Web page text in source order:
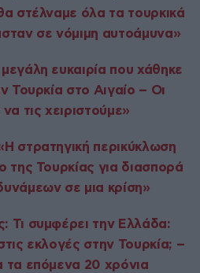
στέλναμε όλα τα τουρκικά
σε νόμιμη αυτοάμυνα»
ευκαιρία που χάθηκε
Τουρκία στο Αιγαίο – Οι
τις χειριστούμε»
στρατηγική περικύκλωση
της Τουρκίας για διασπορά
σε μια κρίση»
Τι συμφέρει την Ελλάδα:
εκλογές στην Τουρκία; –
τα επόμενα 20 χρόνια